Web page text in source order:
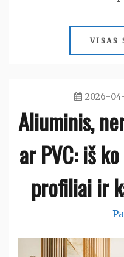
VISAS
2026-
Aliuminis,
ar PVC: iš
profiliai ir